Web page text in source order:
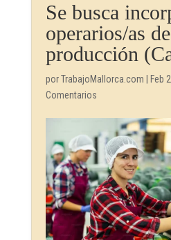
Se busca
operarios/as de
producción
porTrabajoMallorca.com Feb
Comentarios